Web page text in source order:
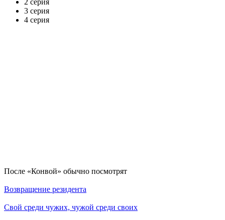
3 серия
4 серия
По­сле «Конвой» обыч­но по­смот­рят
Возвращение резидента
Свой среди чужих, чужой среди своих